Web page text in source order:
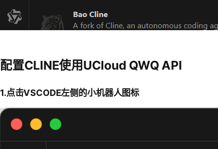
配置CLINE使用UCloud QWQ API
1.点击VSCODE左侧的小机器人图标